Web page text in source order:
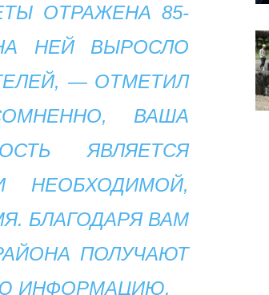
ОТРАЖЕНА 85-
НЕЙ ВЫРОСЛО
— ОТМЕТИЛ
ВАША
ЯВЛЯЕТСЯ
НЕОБХОДИМОЙ,
БЛАГОДАРЯ ВАМ
ПОЛУЧАЮТ
ИНФОРМАЦИЮ.